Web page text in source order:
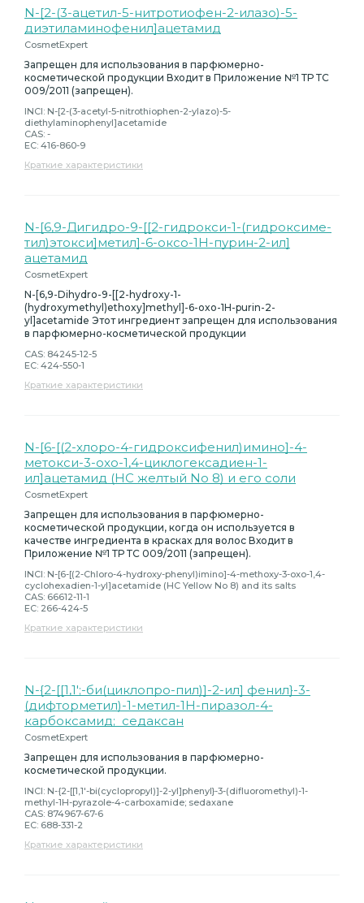
N-[2-(3-ацетил-5-нитротиофен-2-илазо)-5-
диэтиламинофенил]ацетамид
CosmetExpert
Запрещен для использования в парфюмерно-
косметической продукции Входит в Приложение №1 ТР ТС
009/2011 (запрещен).
INCI: N-[2-(3-acetyl-5-nitrothiophen-2-ylazo)-5-
diethylaminophenyl]acetamide
CAS: -
EC: 416-860-9
Краткие характеристики
N-[6,9-Дигидро-9-[[2-гидрокси-1-(гидроксиме-
тил)этокси]метил]-6-оксо-1H-пурин-2-ил]
ацетамид
CosmetExpert
N-[6,9-Dihydro-9-[[2-hydroxy-1-
(hydroxymethyl)ethoxy]methyl]-6-oxo-1H-purin-2-
yl]acetamide Этот ингредиент запрещен для использования
в парфюмерно-косметической продукции
CAS: 84245-12-5
EC: 424-550-1
Краткие характеристики
N-[6-[(2-хлоро-4-гидроксифенил)имино]-4-
метокси-3-oxo-1,4-циклогексадиен-1-
ил]ацетамид (HC желтый No 8) и его соли
CosmetExpert
Запрещен для использования в парфюмерно-
косметической продукции, когда он используется в
качестве ингредиента в красках для волос Входит в
Приложение №1 ТР ТС 009/2011 (запрещен).
INCI: N-[6-[(2-Chloro-4-hydroxy-phenyl)imino]-4-methoxy-3-oxo-1,4-
cyclohexadien-1-yl]acetamide (HC Yellow No 8) and its salts
CAS: 66612-11-1
EC: 266-424-5
Краткие характеристики
N-{2-[[1,1';-би(циклопро-пил)]-2-ил] фенил}-3-
(дифторметил)-1-метил-1Н-пиразол-4-
карбоксамид; седаксан
CosmetExpert
Запрещен для использования в парфюмерно-
косметической продукции.
INCI: N-{2-[[1,1'-bi(cyclopropyl)]-2-yl]phenyl}-3-(difluoromethyl)-1-
methyl-1H-pyrazole-4-carboxamide; sedaxane
CAS: 874967-67-6
EC: 688-331-2
Краткие характеристики